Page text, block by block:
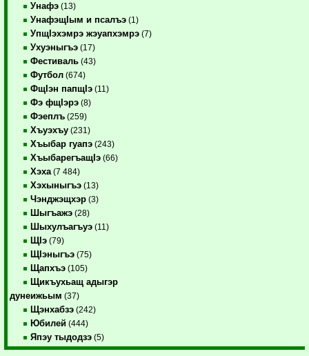
Унафэ (13)
УнафэщIым и псалъэ (1)
УпщIэхэмрэ жэуапхэмрэ (7)
Ухуэныгъэ (17)
Фестиваль (43)
Футбол (674)
ФщIэн папщIэ (11)
Фэ фщIэрэ (8)
Фэеплъ (259)
Хъуэхъу (231)
Хъыбар гуапэ (243)
ХъыбарегъащIэ (66)
Хэха (7 484)
Хэхыныгъэ (13)
Чэнджэщхэр (3)
Шыгъажэ (28)
Шыхулъагъуэ (11)
ЩIэ (79)
ЩIэныгъэ (75)
Щапхъэ (105)
Щикъухьащ адыгэр
дунеижьым (37)
Щэнхабзэ (242)
Юбилей (444)
Япэу тыдодзэ (5)